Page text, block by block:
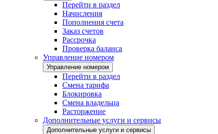
Перейти в раздел
Начисления
Пополнения счета
Заказ счетов
Рассрочка
Проверка баланса
Управление номером
Управление номером
Перейти в раздел
Смена тарифа
Блокировка
Смена владельца
Расторжение
Дополнительные услуги и сервисы
Дополнительные услуги и сервисы